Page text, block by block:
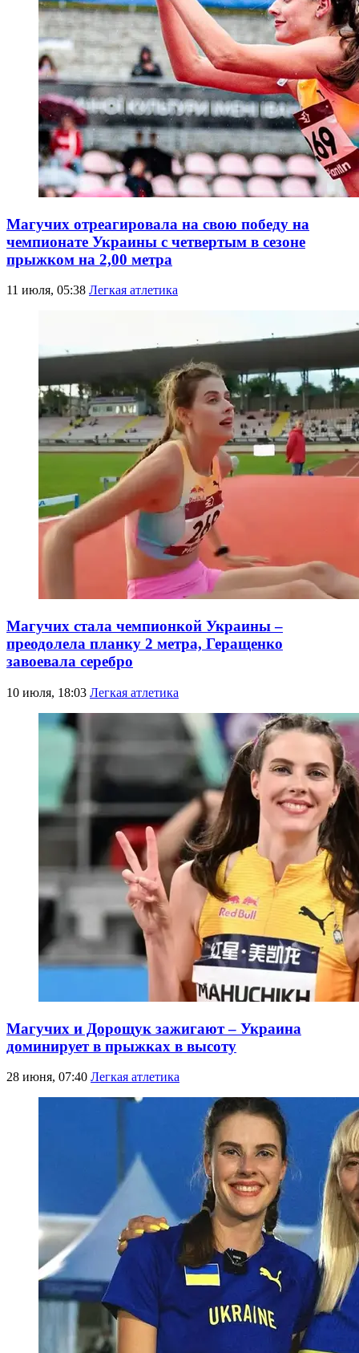
Магучих отреагировала на свою победу на
чемпионате Украины с четвертым в сезоне
прыжком на 2,00 метра
11 июля, 05:38 Легкая атлетика
Магучих стала чемпионкой Украины –
преодолела планку 2 метра, Геращенко
завоевала серебро
10 июля, 18:03 Легкая атлетика
Магучих и Дорощук зажигают – Украина
доминирует в прыжках в высоту
28 июня, 07:40 Легкая атлетика